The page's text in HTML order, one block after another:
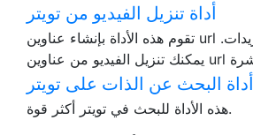
أداة تنزيل الفيديو من تويتر
تقوم هذه الأداة بإنشاء عناوين url للفيديو من التغريدات.
أداة البحث عن الذات على تويتر
هذه الأداة للبحث في تويتر أكثر قوة.